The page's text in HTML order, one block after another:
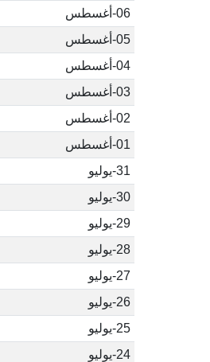
06-أغسطس
05-أغسطس
04-أغسطس
03-أغسطس
02-أغسطس
01-أغسطس
31-يوليو
30-يوليو
29-يوليو
28-يوليو
27-يوليو
26-يوليو
25-يوليو
24-يوليو